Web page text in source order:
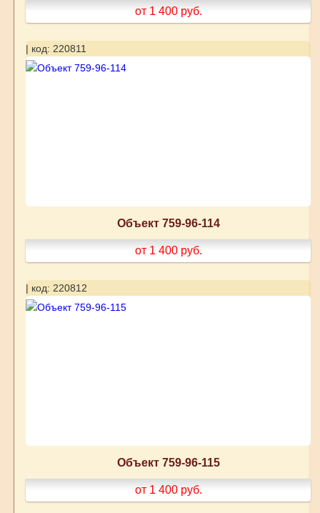
от 1 400 руб.
| код: 220811
Объект 759-96-114
от 1 400 руб.
| код: 220812
Объект 759-96-115
от 1 400 руб.